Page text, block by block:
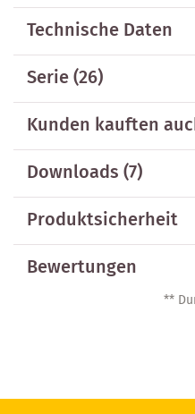
Technische Daten
Serie(26)
Kunden kauften
Downloads (7)
Produktsicherheit
Bewertungen
**